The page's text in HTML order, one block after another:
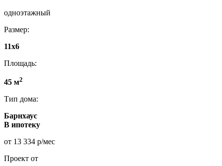
одноэтажный
Размер:
11x6
Площадь:
45 м2
Тип дома:
Барнхаус
В ипотеку
от 13 334 р/мес
Проект от